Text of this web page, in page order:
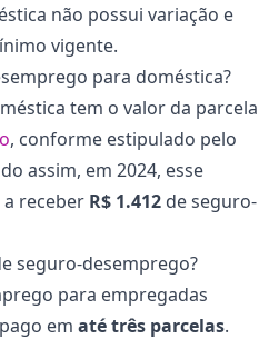
não possui variação e
vigente.
para doméstica?
tem o valor da parcela
, conforme estipulado pelo
assim, em 2024, esse
receber R$ 1.412 de seguro-
seguro-desemprego?
para empregadas
em até três parcelas.